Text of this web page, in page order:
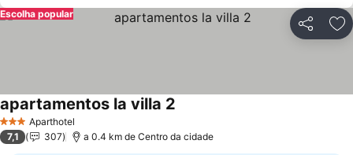
Partilhar
Escolha popular
3 EstrelasAparthotel
apartamentos la villa 2
7,1 307 a 0.4 km de Centro da cidade